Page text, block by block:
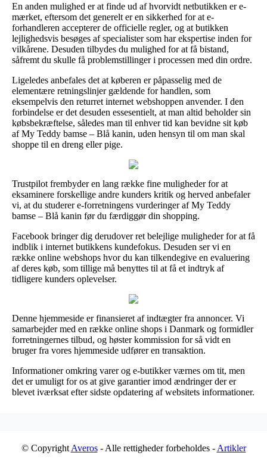
En anden mulighed er at finde ud af hvorvidt netbutikken er e-
mærket, eftersom det generelt er en sikkerhed for at e-
forhandleren accepterer de officielle regler, og at butikken
lejlighedsvis besøges af specialister som har ekspertise inden for
vilkårene. Desuden tilbydes du mulighed for at få bistand,
såfremt du skulle få problemstillinger i processen med din ordre.
Ligeledes anbefales det at køberen er påpasselig med de
elementære retningslinjer gældende for handlen, som
eksempelvis den returret internet webshoppen anvender. I den
forbindelse er det desuden essesentielt, at man altid beholder sin
købsbekræftelse, således man til enhver tid kan bevidne sit køb
af My Teddy bamse – Blå kanin, uden hensyn til om man skal
shoppe til en dreng eller pige.
Trustpilot frembyder en lang række fine muligheder for at
eksaminere forskellige andre kunders kritik og herved anbefaler
vi, at du studerer e-forretningens vurderinger af My Teddy
bamse – Blå kanin før du færdiggør din shopping.
Facebook bringer dig derudover ret belejlige muligheder for at få
indblik i internet butikkens kundefokus. Desuden ser vi en
række online webshops hvor du kan tilkendegive en evaluering
af deres køb, som tillige må benyttes til at få et indtryk af
tidligere kunders oplevelser.
Denne hjemmeside er finansieret af indtægter fra annoncer. Vi
samarbejder med en række online shops i Danmark og formidler
forretningernes tilbud, og høster kommission for så vidt en
bruger fra vores hjemmeside udfører en transaktion.
Informationer omkring varer og e-butikker værnes om tit, men
det er umuligt for os at give garantier imod ændringer der er
blevet iværksat efter sidste opdatering af websitets informationer.
© Copyright Averos- Alle rettigheder forbeholdes - Artikler